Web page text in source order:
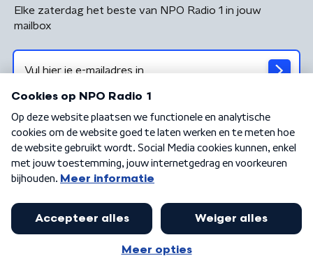
Elke zaterdag het beste van NPO Radio 1 in jouw
mailbox
Algemene voorwaarden